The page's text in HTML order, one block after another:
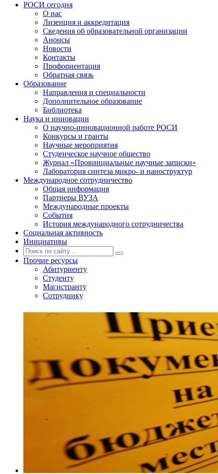
РОСИ сегодня
О нас
Лизенция и аккредитация
Сведения об образовательной организации
Анонсы
Новости
Контакты
Профориентация
Обратная связь
Образование
Направления и специальности
Дополнительное образование
Библиотека
Наука и инновации
О научно-инновационной работе РОСИ
Конкурсы и гранты
Научные мероприятия
Студенческое научное общество
Журнал «Провинциальные научные записки»
Лаборатория синтеза микро- и наноструктур
Международное сотрудничество
Общая информация
Партнеры ВУЗА
Международные проекты
События
История международного сотрудничества
Социальная активность
Инициативы
Прочие ресурсы
Абитуриенту
Студенту
Магистранту
Сотруднику